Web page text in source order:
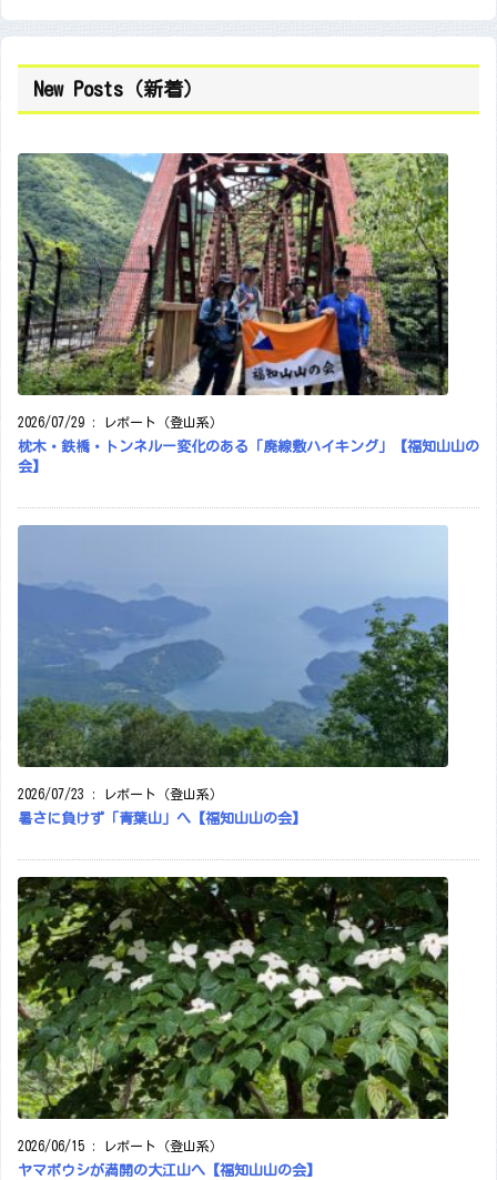
New Posts（新着）
2026/07/29 : レポート（登山系）
枕木・鉄橋・トンネルー変化のある「廃線敷ハイキング」【福知山山の
会】
2026/07/23 : レポート（登山系）
暑さに負けず「青葉山」へ【福知山山の会】
2026/06/15 : レポート（登山系）
ヤマボウシが満開の大江山へ【福知山山の会】